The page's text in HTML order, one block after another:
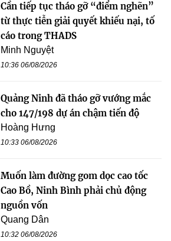
Cần tiếp tục tháo gỡ “điểm nghẽn”
từ thực tiễn giải quyết khiếu nại, tố
cáo trong THADS
Minh Nguyệt
10:36 06/08/2026
Quảng Ninh đã tháo gỡ vướng mắc
cho 147/198 dự án chậm tiến độ
Hoàng Hưng
10:33 06/08/2026
Muốn làm đường gom dọc cao tốc
Cao Bồ, Ninh Bình phải chủ động
nguồn vốn
Quang Dân
10:32 06/08/2026